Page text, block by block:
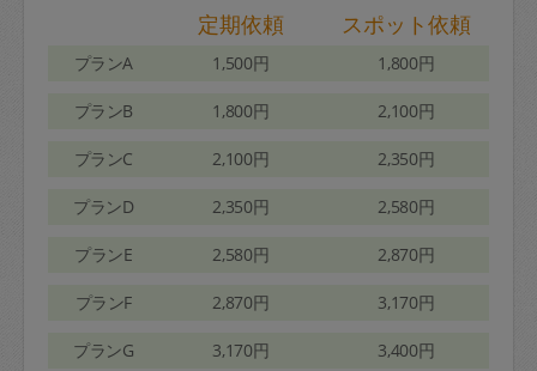
定期依頼 スポット依頼
プランA 1,500円 1,800円
プランB 1,800円 2,100円
プランC 2,100円 2,350円
プランD 2,350円 2,580円
プランE 2,580円 2,870円
プランF 2,870円 3,170円
プランG 3,170円 3,400円